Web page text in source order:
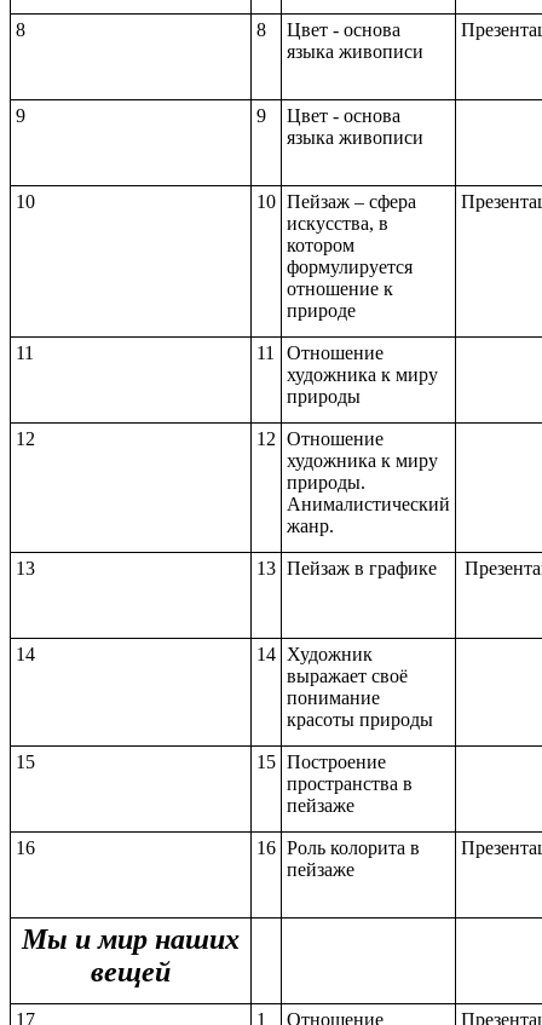
8 8
Цвет - основа
языка живописи
9 9
Цвет - основа
языка живописи
10 10 Пейзаж – сфера
искусства, в
котором
формулируется
отношение к
природе
11 11
Отношение
художника к миру
природы
12 12 Отношение
художника к миру
природы.
Анималистический
жанр.
13 13 Пейзаж в графике
14 14 Художник
выражает своё
понимание
красоты природы
15 15 Построение
пространства в
пейзаже
16 16 Роль колорита в
пейзаже
Мы и мир наших
вещей
17 1 Отношение